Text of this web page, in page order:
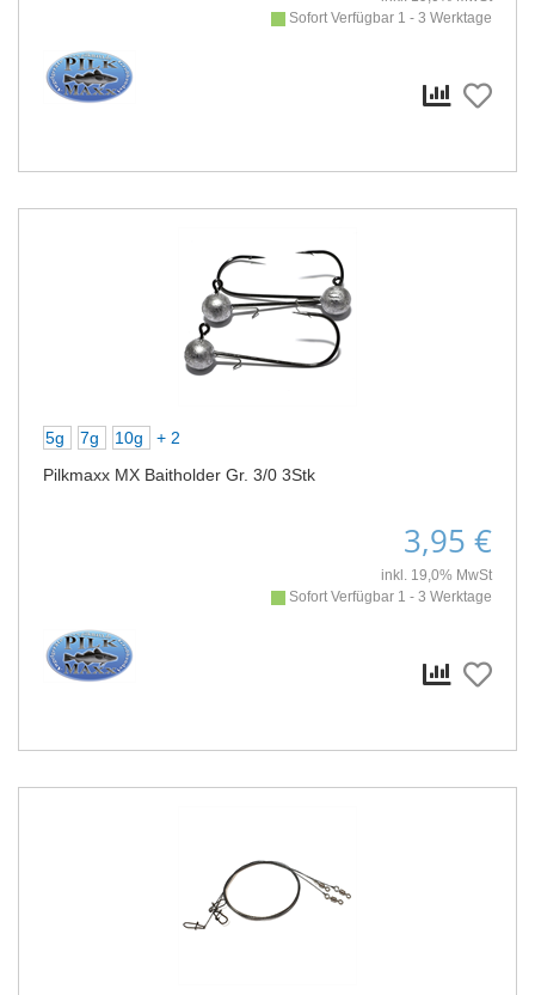
Sofort Verfügbar 1 - 3 Werktage
5g 7g 10g
+ 2
Pilkmaxx MX Baitholder Gr. 3/0 3Stk
3,95 €
inkl. 19,0% MwSt
Sofort Verfügbar 1 - 3 Werktage